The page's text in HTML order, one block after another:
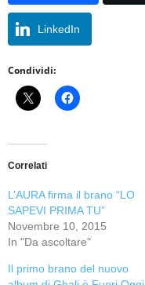
LinkedIn
Condividi:
Correlati
L’AURA firma il brano “LO
SAPEVI PRIMA TU”
Novembre 10, 2015
In "Da ascoltare"
Il primo brano del nuovo